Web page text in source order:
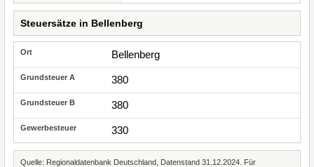
Steuersätze in Bellenberg
Bellenberg
380
380
330
Quelle: Regionaldatenbank Deutschland, Datenstand 31.12.2024. Für